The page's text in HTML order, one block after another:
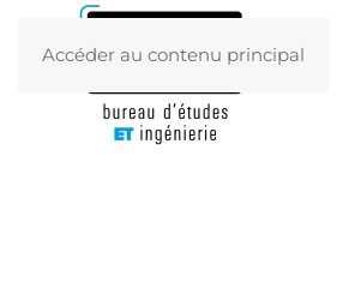
Accéder au contenu principal